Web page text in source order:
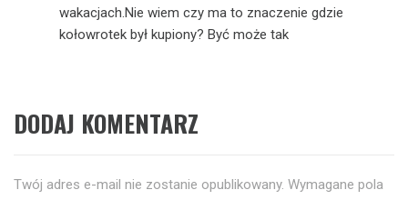
wakacjach.Nie wiem czy ma to znaczenie gdzie
kołowrotek był kupiony? Być może tak
DODAJ KOMENTARZ
Twój adres e-mail nie zostanie opublikowany. Wymagane pola